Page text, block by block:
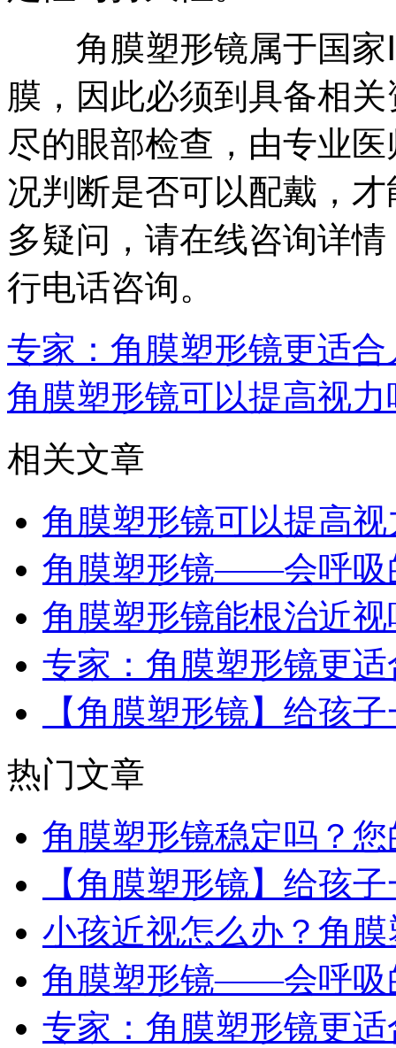
角膜塑形镜属于国家Ⅲ
膜，因此必须到具备相
尽的眼部检查，由专业
况判断是否可以配戴，
多疑问，请在线咨询详
行电话咨询。
专家：角膜塑形镜更适
角膜塑形镜可以提高视力
相关文章
角膜塑形镜可以提高视
角膜塑形镜——会呼吸
角膜塑形镜能根治近视
专家：角膜塑形镜更
【角膜塑形镜】给孩
热门文章
角膜塑形镜稳定吗？
【角膜塑形镜】给孩
小孩近视怎么办？角
角膜塑形镜——会呼吸
专家：角膜塑形镜更